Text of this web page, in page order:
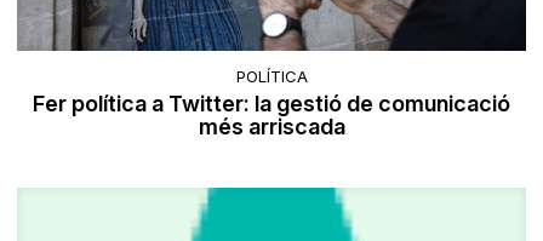
POLÍTICA
Fer política a Twitter: la gestió de comunicació
més arriscada